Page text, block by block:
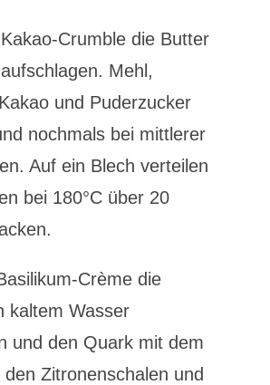
Crumble die Butter
Mehl,
und Puderzucker
nochmals bei mittlerer
Auf ein Blech verteilen
bei 180°C über 20
Crème die
kaltem Wasser
und den Quark mit dem
den Zitronenschalen und